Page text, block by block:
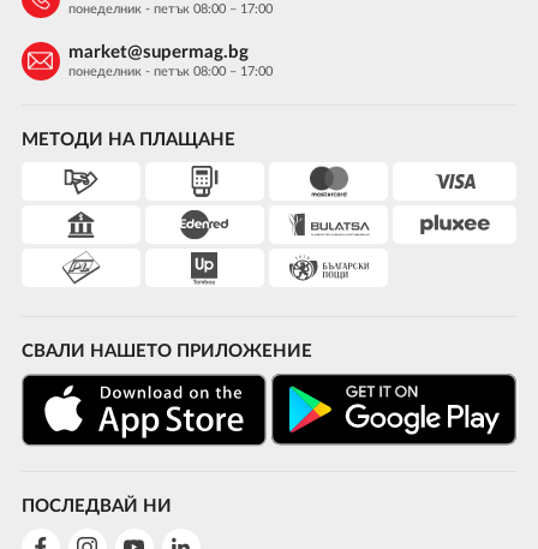
МЕТОДИ НА ПЛАЩАНЕ
СВАЛИ НАШЕТО ПРИЛОЖЕНИЕ
ПОСЛЕДВАЙ НИ
понеделник - петък 08:00 – 17:00
market@supermag.bg
понеделник - петък 08:00 – 17:00